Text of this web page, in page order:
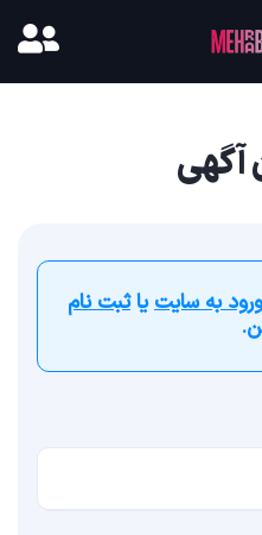
آگهی
ورود به سایتیاثبت نام